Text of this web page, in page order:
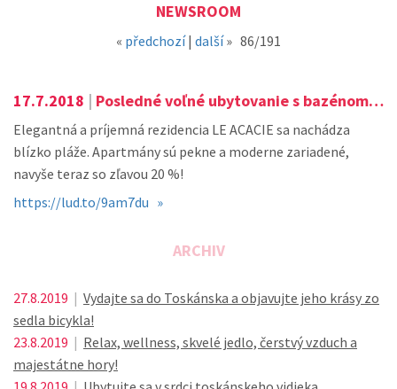
NEWSROOM
« předchozí| další» 86/191
17.7.2018 | Posledné voľné ubytovanie s bazénom v Bibione v termíne 21. 7. - 28. 7.!
Elegantná a príjemná rezidencia LE ACACIE sa nachádza
blízko pláže. Apartmány sú pekne a moderne zariadené,
navyše teraz so zľavou 20 %!
https://lud.to/9am7du »
ARCHIV
27.8.2019 | Vydajte sa do Toskánska a objavujte jeho krásy zo
sedla bicykla!
23.8.2019 | Relax, wellness, skvelé jedlo, čerstvý vzduch a
majestátne hory!